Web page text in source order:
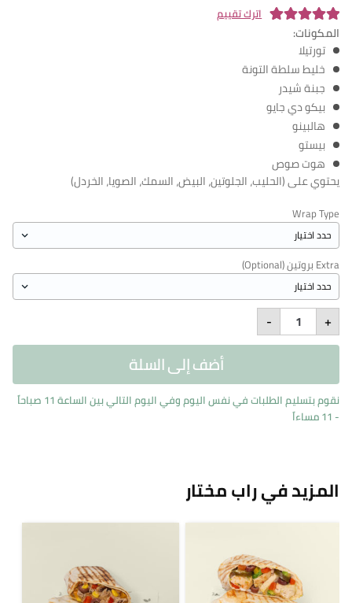
Rated5.00
out of 5
based on
customer
rating
اترك تقييم
Wrap Type
Extra بروتين (Optional)
- Spicy
Tuna
Wrap
quantity
+
أضف إلى السلة
المكونات:
تورتيلا
خليط سلطة التونة
جبنة شيدر
بيكو دي جايو
هالبينو
بيستو
هوت صوص
يحتوي على (الحليب، الجلوتين، البيض، السمك، الصويا، الخردل)
نقوم بتسليم الطلبات في نفس اليوم وفي اليوم التالي بين الساعة 11 صباحاً
- 11 مساءاً
المزيد في راب مختار